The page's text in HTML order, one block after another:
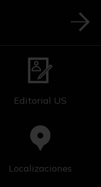
Editorial US
Localizaciones